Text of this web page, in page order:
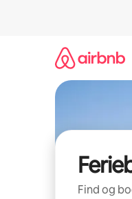
Find og